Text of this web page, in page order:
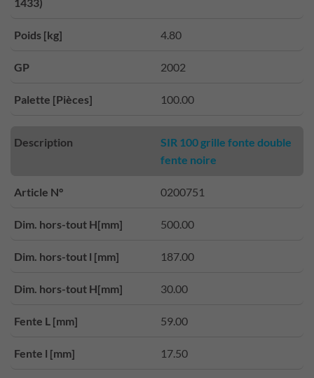
1433)
Poids [kg] 4.80
GP 2002
Palette [Pièces] 100.00
Description
SIR 100 grille fonte double
fente noire
Article N° 0200751
Dim. hors-tout H[mm] 500.00
Dim. hors-tout l [mm] 187.00
Dim. hors-tout H[mm] 30.00
Fente L [mm] 59.00
Fente l [mm] 17.50